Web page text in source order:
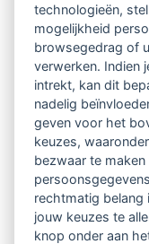
vrij
nieuws op
begeleiden
informatie
Aanmelden
technologieën,
mogelijkheid
browsegedrag of
verwerken. Indien
intrekt, kan dit
nadelig
geven voor het
keuzes,
bezwaar te
rechtmatig belang
jouw keuzes te
knop onder aan